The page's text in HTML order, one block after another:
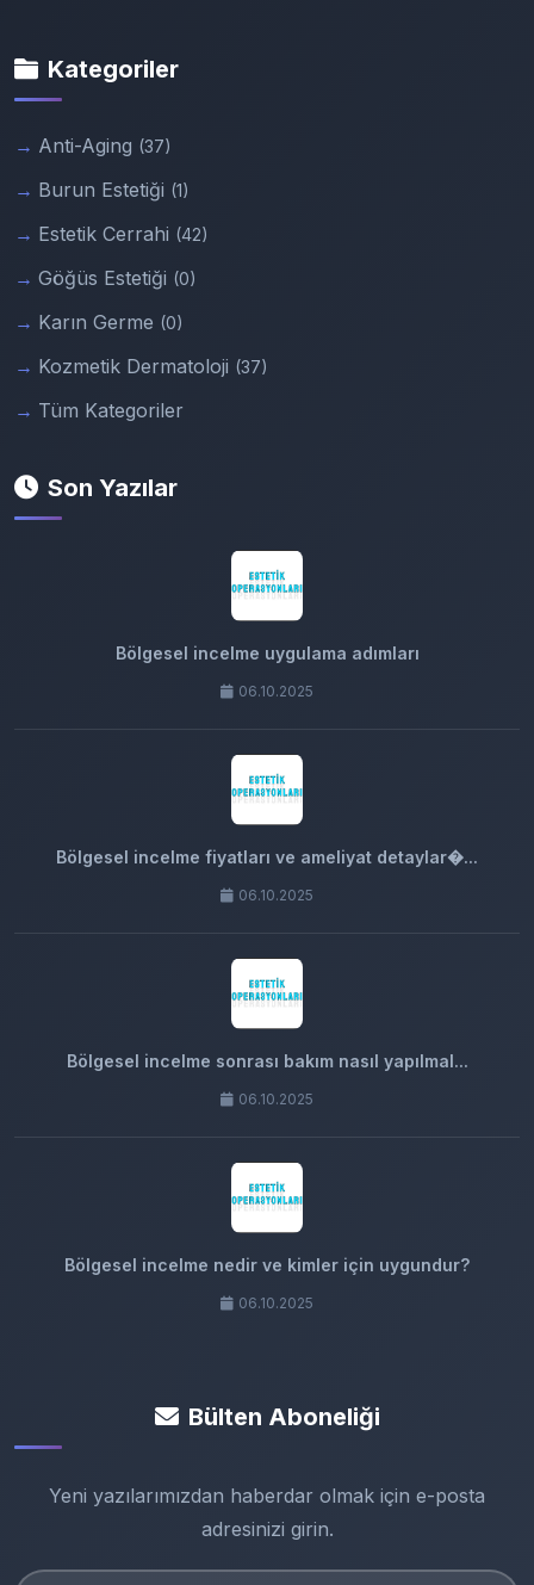
Kategoriler
Anti-Aging (37)
Burun Estetiği (1)
Estetik Cerrahi (42)
Göğüs Estetiği (0)
Karın Germe (0)
Kozmetik Dermatoloji (37)
Tüm Kategoriler
Son Yazılar
Bölgesel incelme uygulama adımları
06.10.2025
Bölgesel incelme fiyatları ve ameliyat detaylar�...
06.10.2025
Bölgesel incelme sonrası bakım nasıl yapılmal...
06.10.2025
Bölgesel incelme nedir ve kimler için uygundur?
06.10.2025
Bülten Aboneliği
Yeni yazılarımızdan haberdar olmak için e-posta
adresinizi girin.